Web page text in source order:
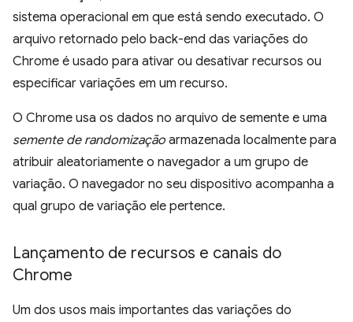
sistema operacional em que está sendo executado. O
arquivo retornado pelo back-end das variações do
Chrome é usado para ativar ou desativar recursos ou
especificar variações em um recurso.
O Chrome usa os dados no arquivo de semente e uma
semente de randomização armazenada localmente para
atribuir aleatoriamente o navegador a um grupo de
variação. O navegador no seu dispositivo acompanha a
qual grupo de variação ele pertence.
Lançamento de recursos e canais do
Chrome
Um dos usos mais importantes das variações do